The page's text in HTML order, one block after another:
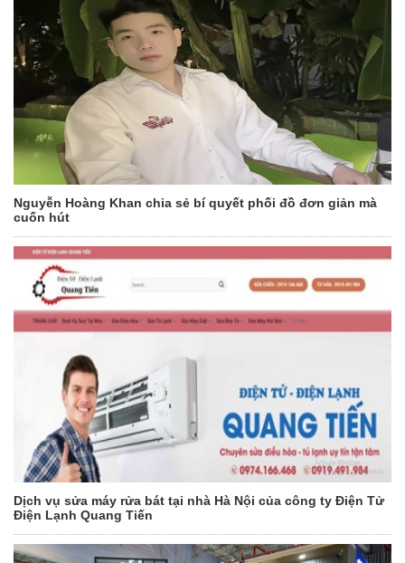
Nguyễn Hoàng Khan chia sẻ bí quyết phối đồ đơn giản mà
cuốn hút
Dịch vụ sửa máy rửa bát tại nhà Hà Nội của công ty Điện Tử
Điện Lạnh Quang Tiến